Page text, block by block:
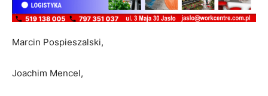
Marcin Pospieszalski,
Joachim Mencel,